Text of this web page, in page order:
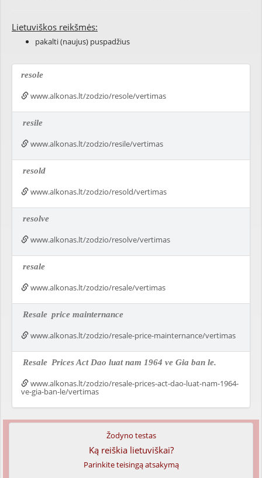
Lietuviškos reikšmės:
pakalti (naujus) puspadžius
resole
www.alkonas.lt/zodzio/resole/vertimas
resile
www.alkonas.lt/zodzio/resile/vertimas
resold
www.alkonas.lt/zodzio/resold/vertimas
resolve
www.alkonas.lt/zodzio/resolve/vertimas
resale
www.alkonas.lt/zodzio/resale/vertimas
Resale price mainternance
www.alkonas.lt/zodzio/resale-price-mainternance/vertimas
Resale Prices Act Dao luat nam 1964 ve Gia ban le.
www.alkonas.lt/zodzio/resale-prices-act-dao-luat-nam-1964-
ve-gia-ban-le/vertimas
Žodyno testas
Ką reiškia lietuviškai?
Parinkite teisingą atsakymą